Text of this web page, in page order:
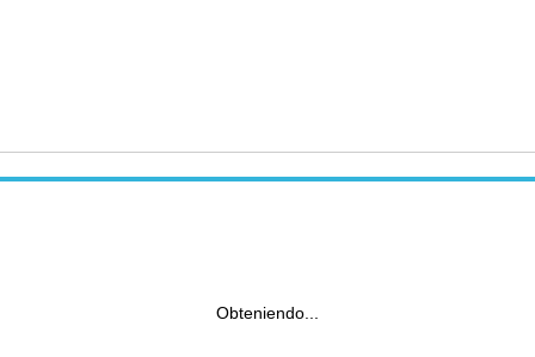
Obteniendo...